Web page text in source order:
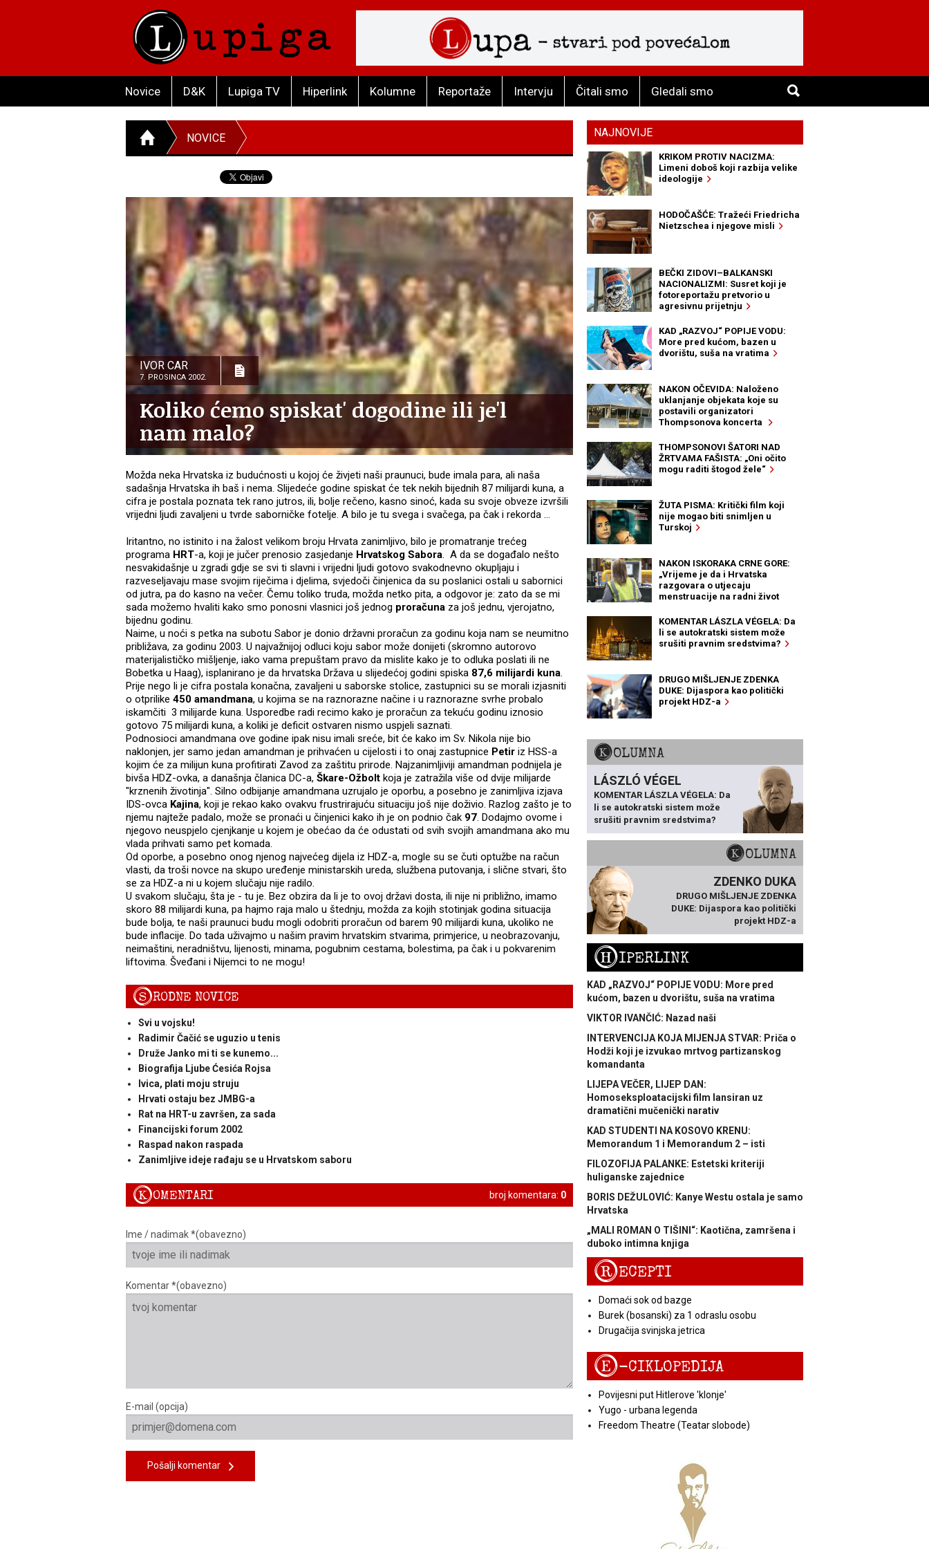
Novice D&K Lupiga TV Hiperlink Kolumne Reportaže Intervju Čitali smo Gledali smo
NOVICE
IVOR CAR
7. PROSINCA 2002.
Koliko ćemo spiskat' dogodine ili je'l
nam malo?
Možda neka Hrvatska iz budućnosti u kojoj će živjeti naši praunuci, bude imala para, ali naša
sadašnja Hrvatska ih baš i nema. Slijedeće godine spiskat će tek nekih bijednih 87 milijardi kuna, a
cifra je postala poznata tek rano jutros, ili, bolje rečeno, kasno sinoć, kada su svoje obveze izvršili
vrijedni ljudi zavaljeni u tvrde saborničke fotelje. A bilo je tu svega i svačega, pa čak i rekorda …
Iritantno, no istinito i na žalost velikom broju Hrvata zanimljivo, bilo je promatranje trećeg
programa HRT-a, koji je jučer prenosio zasjedanje Hrvatskog Sabora. A da se događalo nešto
nesvakidašnje u zgradi gdje se svi ti slavni i vrijedni ljudi gotovo svakodnevno okupljaju i
razveseljavaju mase svojim riječima i djelima, svjedoči činjenica da su poslanici ostali u sabornici
od jutra, pa do kasno na večer. Čemu toliko truda, možda netko pita, a odgovor je: zato da se mi
sada možemo hvaliti kako smo ponosni vlasnici još jednog proračuna za još jednu, vjerojatno,
bijednu godinu.
Naime, u noći s petka na subotu Sabor je donio državni proračun za godinu koja nam se neumitno
približava, za godinu 2003. U najvažnijoj odluci koju sabor može donijeti (skromno autorovo
materijalističko mišljenje, iako vama prepuštam pravo da mislite kako je to odluka poslati ili ne
Bobetka u Haag), isplanirano je da hrvatska Država u slijedećoj godini spiska 87,6 milijardi kuna.
Prije nego li je cifra postala konačna, zavaljeni u saborske stolice, zastupnici su se morali izjasniti
o otprilike 450 amandmana, u kojima se na raznorazne načine i u raznorazne svrhe probalo
iskamčiti 3 milijarde kuna. Usporedbe radi recimo kako je proračun za tekuću godinu iznosio
gotovo 75 milijardi kuna, a koliki je deficit ostvaren nismo uspjeli saznati.
Podnosioci amandmana ove godine ipak nisu imali sreće, bit će kako im Sv. Nikola nije bio
naklonjen, jer samo jedan amandman je prihvaćen u cijelosti i to onaj zastupnice Petir iz HSS-a
kojim će za milijun kuna profitirati Zavod za zaštitu prirode. Najzanimljiviji amandman podnijela je
bivša HDZ-ovka, a današnja članica DC-a, Škare-Ožbolt koja je zatražila više od dvije milijarde
"krznenih životinja". Silno odbijanje amandmana uzrujalo je oporbu, a posebno je zanimljiva izjava
IDS-ovca Kajina, koji je rekao kako ovakvu frustrirajuću situaciju još nije doživio. Razlog zašto je to
njemu najteže padalo, može se pronaći u činjenici kako ih je on podnio čak 97. Dodajmo ovome i
njegovo neuspjelo cjenjkanje u kojem je obećao da će odustati od svih svojih amandmana ako mu
vlada prihvati samo pet komada.
Od oporbe, a posebno onog njenog najvećeg dijela iz HDZ-a, mogle su se čuti optužbe na račun
vlasti, da troši novce na skupo uređenje ministarskih ureda, službena putovanja, i slične stvari, što
se za HDZ-a ni u kojem slučaju nije radilo.
U svakom slučaju, šta je - tu je. Bez obzira da li je to ovoj državi dosta, ili nije ni približno, imamo
skoro 88 milijardi kuna, pa hajmo raja malo u štednju, možda za kojih stotinjak godina situacija
bude bolja, te naši praunuci budu mogli odobriti proračun od barem 90 milijardi kuna, ukoliko ne
bude inflacije. Do tada uživajmo u našim pravim hrvatskim stvarima, primjerice, u neobrazovanju,
neimaštini, neradništvu, lijenosti, minama, pogubnim cestama, bolestima, pa čak i u pokvarenim
liftovima. Šveđani i Nijemci to ne mogu!
SRODNE NOVICE
Svi u vojsku!
Radimir Čačić se uguzio u tenis
Druže Janko mi ti se kunemo...
Biografija Ljube Ćesića Rojsa
Ivica, plati moju struju
Hrvati ostaju bez JMBG-a
Rat na HRT-u završen, za sada
Financijski forum 2002
Raspad nakon raspada
Zanimljive ideje rađaju se u Hrvatskom saboru
broj komentara: 0
KOMENTARI
Ime / nadimak *(obavezno)
Komentar *(obavezno)
E-mail (opcija)
Pošalji komentar
NAJNOVIJE
KRIKOM PROTIV NACIZMA:
Limeni doboš koji razbija velike
ideologije
HODOČAŠĆE: Tražeći Friedricha
Nietzschea i njegove misli
BEČKI ZIDOVI–BALKANSKI
NACIONALIZMI: Susret koji je
fotoreportažu pretvorio u
agresivnu prijetnju
KAD „RAZVOJ“ POPIJE VODU:
More pred kućom, bazen u
dvorištu, suša na vratima
NAKON OČEVIDA: Naloženo
uklanjanje objekata koje su
postavili organizatori
Thompsonova koncerta
THOMPSONOVI ŠATORI NAD
ŽRTVAMA FAŠISTA: „Oni očito
mogu raditi štogod žele“
ŽUTA PISMA: Kritički film koji
nije mogao biti snimljen u
Turskoj
NAKON ISKORAKA CRNE GORE:
„Vrijeme je da i Hrvatska
razgovara o utjecaju
menstruacije na radni život
KOMENTAR LÁSZLA VÉGELA: Da
li se autokratski sistem može
srušiti pravnim sredstvima?
DRUGO MIŠLJENJE ZDENKA
DUKE: Dijaspora kao politički
projekt HDZ-a
KOLUMNA
LÁSZLÓ VÉGEL
KOMENTAR LÁSZLA VÉGELA: Da
li se autokratski sistem može
srušiti pravnim sredstvima?
KOLUMNA
ZDENKO DUKA
DRUGO MIŠLJENJE ZDENKA
DUKE: Dijaspora kao politički
projekt HDZ-a
HIPERLINK
KAD „RAZVOJ“ POPIJE VODU: More pred
kućom, bazen u dvorištu, suša na vratima
VIKTOR IVANČIĆ: Nazad naši
INTERVENCIJA KOJA MIJENJA STVAR: Priča o
Hodži koji je izvukao mrtvog partizanskog
komandanta
LIJEPA VEČER, LIJEP DAN:
Homoseksploatacijski film lansiran uz
dramatični mučenički narativ
KAD STUDENTI NA KOSOVO KRENU:
Memorandum 1 i Memorandum 2 – isti
FILOZOFIJA PALANKE: Estetski kriteriji
huliganske zajednice
BORIS DEŽULOVIĆ: Kanye Westu ostala je samo
Hrvatska
„MALI ROMAN O TIŠINI“: Kaotična, zamršena i
duboko intimna knjiga
RECEPTI
Domaći sok od bazge
Burek (bosanski) za 1 odraslu osobu
Drugačija svinjska jetrica
E-CIKLOPEDIJA
Povijesni put Hitlerove 'klonje'
Yugo - urbana legenda
Freedom Theatre (Teatar slobode)